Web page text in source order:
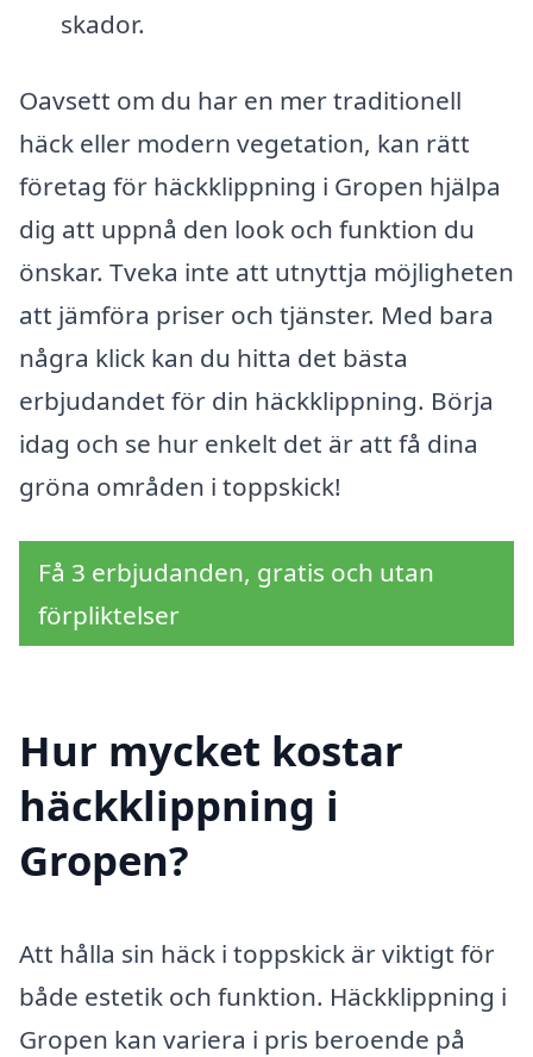
skador.
Oavsett om du har en mer traditionell
häck eller modern vegetation, kan rätt
företag för häckklippning i Gropen hjälpa
dig att uppnå den look och funktion du
önskar. Tveka inte att utnyttja möjligheten
att jämföra priser och tjänster. Med bara
några klick kan du hitta det bästa
erbjudandet för din häckklippning. Börja
idag och se hur enkelt det är att få dina
gröna områden i toppskick!
Få 3 erbjudanden, gratis och utan
förpliktelser
Hur mycket kostar
häckklippning i
Gropen?
Att hålla sin häck i toppskick är viktigt för
både estetik och funktion. Häckklippning i
Gropen kan variera i pris beroende på